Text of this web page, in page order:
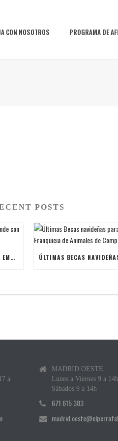
CON NOSOTROS PROGRAMA DE
POSTS
ESTE AÑO, REGÁLATE UN SUEÑO: EMPRENDE CON UNA FRANQUICIA DE EL PERRO FELIZ
a
MADRID OESTE
Lunes a Viernes 9 a
Sábados 9 a 14h
671 615 383